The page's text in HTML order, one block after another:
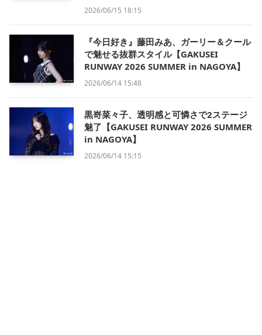
2026/06/15 18:15
『今日好き』藤田みあ、ガーリー＆クール
で魅せる抜群スタイル【GAKUSEI
RUNWAY 2026 SUMMER in NAGOYA】
2026/06/14 15:48
黒嵜菜々子、透明感と可憐さで2ステージ
魅了【GAKUSEI RUNWAY 2026 SUMMER
in NAGOYA】
2026/06/14 15:15